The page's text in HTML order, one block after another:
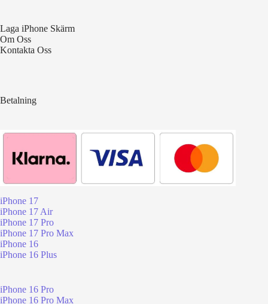
Laga iPhone Skärm
Om Oss
Kontakta Oss
Betalning
iPhone 17
iPhone 17 Air
iPhone 17 Pro
iPhone 17 Pro Max
iPhone 16
iPhone 16 Plus
iPhone 16 Pro
iPhone 16 Pro Max